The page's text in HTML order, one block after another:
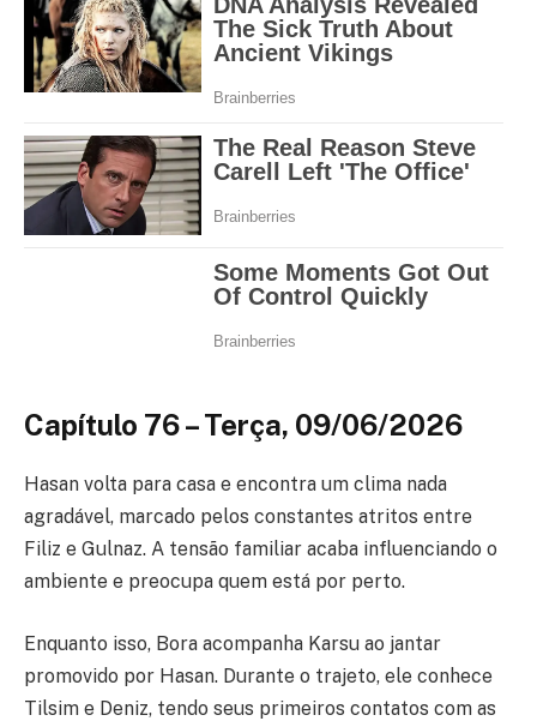
Capítulo 76 – Terça, 09/06/2026
Hasan volta para casa e encontra um clima nada
agradável, marcado pelos constantes atritos entre
Filiz e Gulnaz. A tensão familiar acaba influenciando o
ambiente e preocupa quem está por perto.
Enquanto isso, Bora acompanha Karsu ao jantar
promovido por Hasan. Durante o trajeto, ele conhece
Tilsim e Deniz, tendo seus primeiros contatos com as